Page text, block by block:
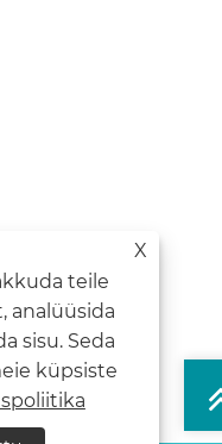
X
teile
analüüsida
sisu. Seda
küpsiste